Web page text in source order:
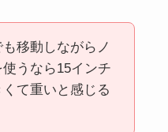
移動しながらノ
うなら15インチ
て重いと感じる